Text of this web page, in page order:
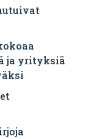
ja yrityksiä